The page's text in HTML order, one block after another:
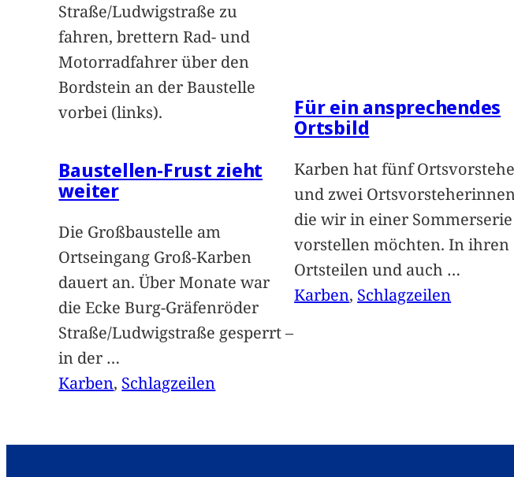
Straße/Ludwigstraße zu
fahren, brettern Rad- und
Motorradfahrer über den
Bordstein an der Baustelle
vorbei (links).
Baustellen-Frust zieht
weiter
Die Großbaustelle am
Ortseingang Groß-Karben
dauert an. Über Monate war
die Ecke Burg-Gräfenröder
Straße/Ludwigstraße gesperrt –
in der …
Karben, Schlagzeilen
Für ein ansprechendes
Ortsbild
Karben hat fünf
und zwei
die wir in einer Sommerserie
vorstellen möchten. In ihren
Ortsteilen und auch …
Karben, Schlagzeilen